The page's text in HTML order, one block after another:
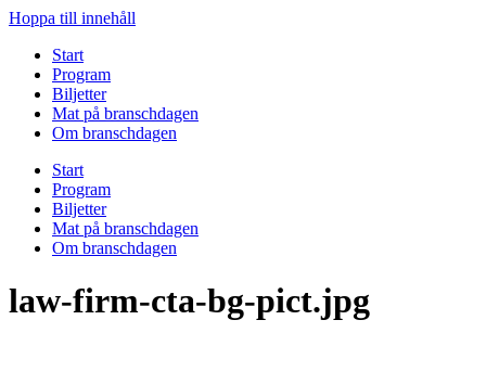
Hoppa till innehåll
Start
Program
Biljetter
Mat på branschdagen
Om branschdagen
Start
Program
Biljetter
Mat på branschdagen
Om branschdagen
law-firm-cta-bg-pict.jpg